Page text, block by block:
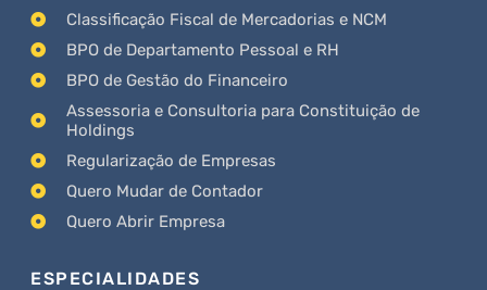
Classificação Fiscal de Mercadorias e NCM
BPO de Departamento Pessoal e RH
BPO de Gestão do Financeiro
Assessoria e Consultoria para Constituição de
Holdings
Regularização de Empresas
Quero Mudar de Contador
Quero Abrir Empresa
ESPECIALIDADES